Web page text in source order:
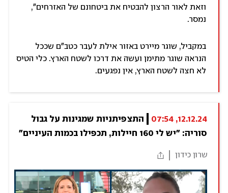
וזאת לאור הרצון להבטיח את ביטחונם של האזרחים",
נמסר.
במקביל, שוגר מיירט באזור אילת לעבר כטב"ם שככל
הנראה שוגר מתימן ועשה את דרכו לשטח הארץ. כלי הטיס
לא חצה לשטח הארץ, אין נפגעים.
12.12.24, 07:54
סוריה: "יש לי 160 חיילות, תכפילו בכמות העיניים"
שרון כידון